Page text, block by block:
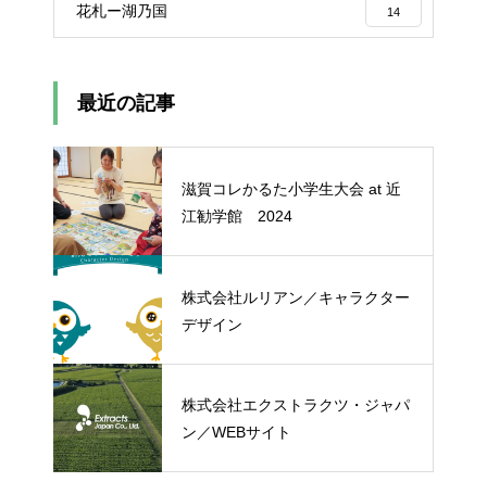
花札ー湖乃国 14
最近の記事
滋賀コレかるた小学生大会 at 近
江勧学館 2024
株式会社ルリアン／キャラクター
デザイン
株式会社エクストラクツ・ジャパ
ン／WEBサイト